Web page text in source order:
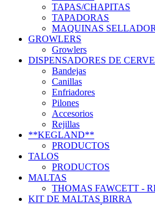
TAPAS/CHAPITAS
TAPADORAS
MAQUINAS
GROWLERS
Growlers
DISPENSADORES DE
Bandejas
Canillas
Enfriadores
Pilones
Accesorios
Rejillas
**KEGLAND**
PRODUCTOS
TALOS
PRODUCTOS
MALTAS
THOMAS FAWCETT -
KIT DE MALTAS BIRRA